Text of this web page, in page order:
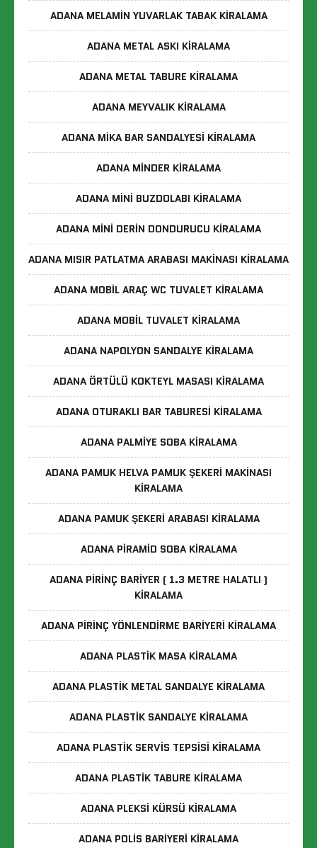
ADANA MELAMIN YUVARLAK TABAK KIRALAMA
ADANA METAL ASKI KIRALAMA
ADANA METAL TABURE KIRALAMA
ADANA MEYVALIK KIRALAMA
ADANA MIKA BAR SANDALYESI KIRALAMA
ADANA MINDER KIRALAMA
ADANA MINI BUZDOLABI KIRALAMA
ADANA MINI DERIN DONDURUCU KIRALAMA
ADANA MISIR PATLATMA ARABASI MAKINASI KIRALAMA
ADANA MOBIL ARAÇ WC TUVALET KIRALAMA
ADANA MOBIL TUVALET KIRALAMA
ADANA NAPOLYON SANDALYE KIRALAMA
ADANA ÖRTÜLÜ KOKTEYL MASASI KIRALAMA
ADANA OTURAKLI BAR TABURESI KIRALAMA
ADANA PALMIYE SOBA KIRALAMA
ADANA PAMUK HELVA PAMUK ŞEKERI MAKINASI
KIRALAMA
ADANA PAMUK ŞEKERI ARABASI KIRALAMA
ADANA PIRAMID SOBA KIRALAMA
ADANA PIRINÇ BARIYER ( 1.3 METRE HALATLI )
KIRALAMA
ADANA PIRINÇ YÖNLENDIRME BARIYERI KIRALAMA
ADANA PLASTIK MASA KIRALAMA
ADANA PLASTIK METAL SANDALYE KIRALAMA
ADANA PLASTIK SANDALYE KIRALAMA
ADANA PLASTIK SERVIS TEPSISI KIRALAMA
ADANA PLASTIK TABURE KIRALAMA
ADANA PLEKSI KÜRSÜ KIRALAMA
ADANA POLIS BARIYERI KIRALAMA